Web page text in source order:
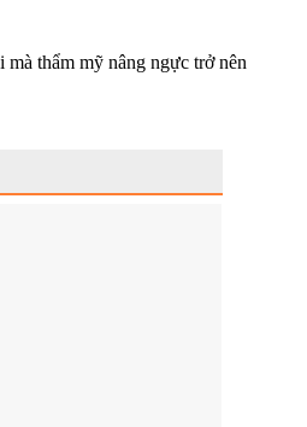
thẩm mỹ nâng ngực trở nên